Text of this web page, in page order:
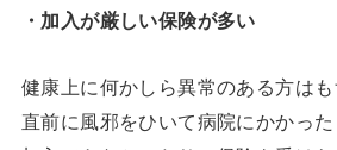
・加入が厳しい保険が多い
健康上に何かしら異常のある方は
直前に風邪をひいて病院にかかっ